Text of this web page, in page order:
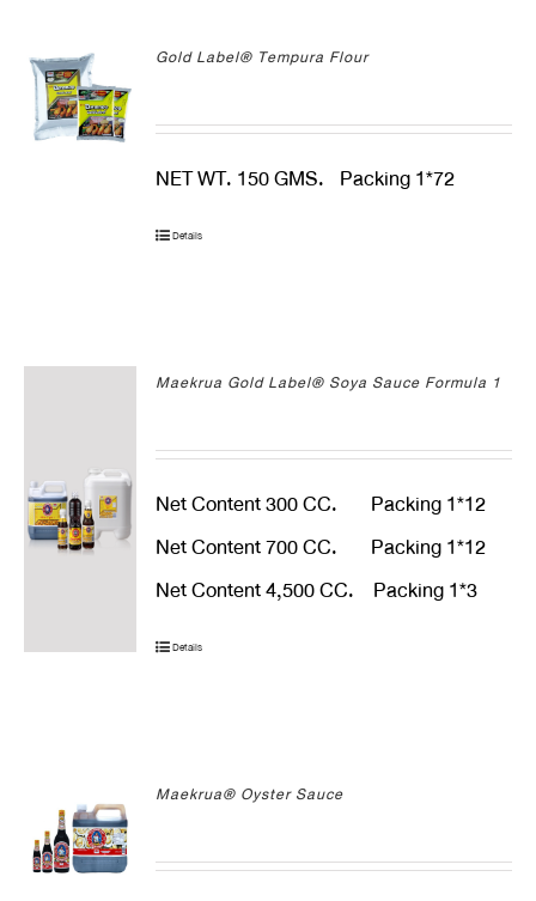
Gold Label® Tempura Flour
NET WT. 150 GMS. Packing 1*72
Details
Maekrua Gold Label® Soya Sauce Formula 1
Net Content 300 CC. Packing 1*12
Net Content 700 CC. Packing 1*12
Net Content 4,500 CC. Packing 1*3
Details
Maekrua® Oyster Sauce